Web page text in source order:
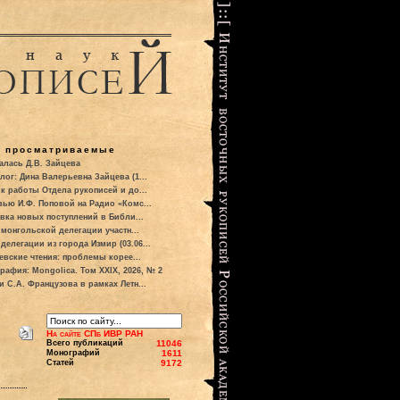
просматриваемые
Д.В. Зайцева
Дина Валерьевна Зайцева (1...
работы Отдела рукописей и до...
И.Ф. Поповой на Радио «Комс...
новых поступлений в Библи...
делегации участн...
из города Измир (03.06...
чтения: проблемы корее...
Mongolica. Том XXIX, 2026, № 2
С.А. Французова в рамках Летн...
На сайте СПб ИВР РАН
Всего публикаций 11046
Монографий 1611
Статей 9172